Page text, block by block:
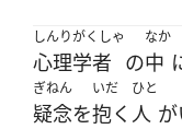
しんりがくしゃ
心理学者 の
なか
中
ぎねん
疑念を
いだ
抱く
ひと
人 が